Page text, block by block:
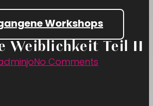
Workshops
Weiblichkeit Teil II
No Comments